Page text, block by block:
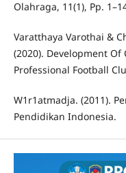
Olahraga, 11(1), Pp.
Varatthaya Varothai &
(2020). Development
Professional Football
W1r1atmadja. (2011).
Pendidikan Indonesia.